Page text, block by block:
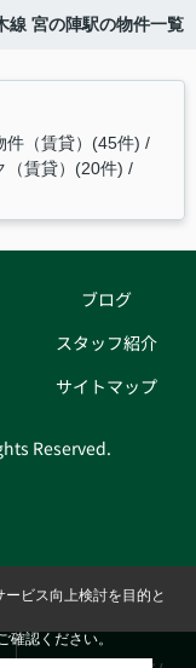
線 宮の陣駅の物件一覧
件（賃貸）(45件)
（賃貸）(20件)
ブログ
スタッフ紹介
サイトマップ
Reserved.
ビス向上検討を目的と
確認ください。